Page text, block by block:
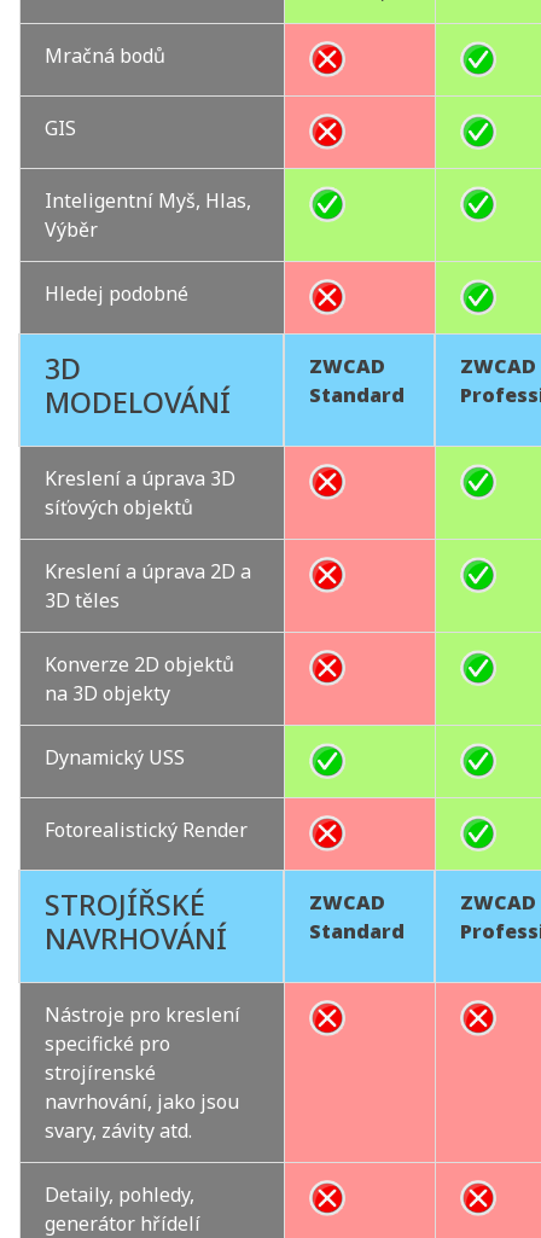
Mračná bodů
GIS
Inteligentní Myš, Hlas,
Výběr
Hledej podobné
3D
MODELOVÁNÍ
ZWCAD
Standard
ZWCAD
Kreslení a úprava 3D
síťových objektů
Kreslení a úprava 2D a
3D těles
Konverze 2D objektů
na 3D objekty
Dynamický USS
Fotorealistický Render
STROJÍŘSKÉ
NAVRHOVÁNÍ
ZWCAD
Standard
ZWCAD
Nástroje pro kreslení
specifické pro
strojírenské
navrhování, jako jsou
svary, závity atd.
Detaily, pohledy,
generátor hřídelí